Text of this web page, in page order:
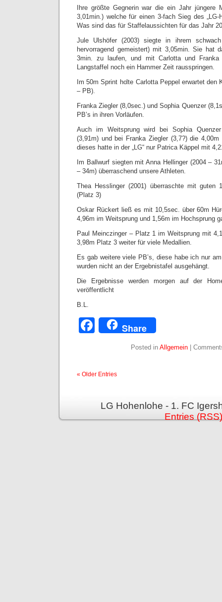
Ihre größte Gegnerin war die ein Jahr jüngere
3,01min.) welche für einen 3-fach Sieg des „LG-
Was sind das für Staffelaussichten für das Jahr
Jule Ulshöfer (2003) siegte in ihrem
hervorragend gemeistert) mit 3,05min. Sie hat
3min. zu laufen, und mit Carlotta und
Langstaffel noch ein Hammer Zeit rausspringen.
Im 50m Sprint holte Carlotta Peppel erwartet den
– PB).
Franka Ziegler (8,0sec.) und Sophia Quenzer
PB’s in ihren Vorläufen.
Auch im Weitsprung wird bei Sophia
(3,91m) und bei Franka Ziegler (3,7?) die
dieses hatte in der „LG“ nur Patrica Käppel mit
Im Ballwurf siegten mit Anna Hellinger (2004 –
– 34m) überraschend unsere Athleten.
Thea Hesslinger (2001) überraschte mit guten
(Platz 3)
Oskar Rückert ließ es mit 10,5sec. über 60m
4,96m im Weitsprung und 1,56m im Hochsprung
Paul Meinczinger – Platz 1 im Weitsprung mit
3,98m Platz 3 weiter für viele Medallien.
Es gab weitere viele PB’s, diese habe ich nur
wurden nicht an der Ergebnistafel ausgehängt.
Die Ergebnisse werden morgen auf der
veröffentlicht
B.L.
Facebook
Share
Posted in Allgemein|
« Older Entries
LG Hohenlohe - 1. FC
Entries (RSS)